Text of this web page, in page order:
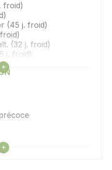
froid)
(45 j. froid)
(32 j. froid)
j. froid)
j. froid)
Afficher tous les filtres
+
Afficher tous les filtres
+